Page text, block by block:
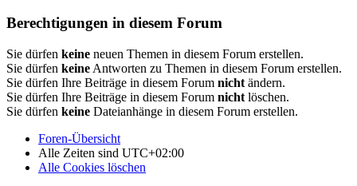
Berechtigungen in diesem Forum
Sie dürfen keine neuen Themen in diesem Forum erstellen.
Sie dürfen keine Antworten zu Themen in diesem Forum erstellen.
Sie dürfen Ihre Beiträge in diesem Forum nicht ändern.
Sie dürfen Ihre Beiträge in diesem Forum nicht löschen.
Sie dürfen keine Dateianhänge in diesem Forum erstellen.
Foren-Übersicht
Alle Zeiten sind UTC+02:00
Alle Cookies löschen